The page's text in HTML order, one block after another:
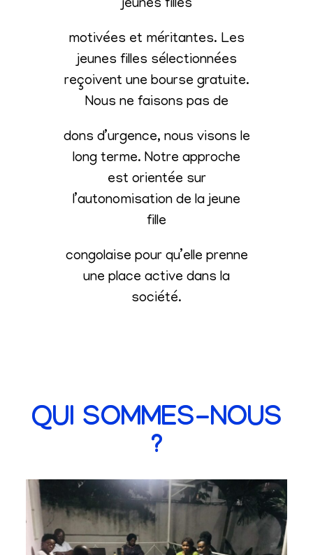
jeunes filles
motivées et méritantes. Les
jeunes filles sélectionnées
reçoivent une bourse gratuite.
Nous ne faisons pas de
dons d’urgence, nous visons le
long terme. Notre approche
est orientée sur
l’autonomisation de la jeune
fille
congolaise pour qu’elle prenne
une place active dans la
société.
QUI SOMMES-NOUS
?